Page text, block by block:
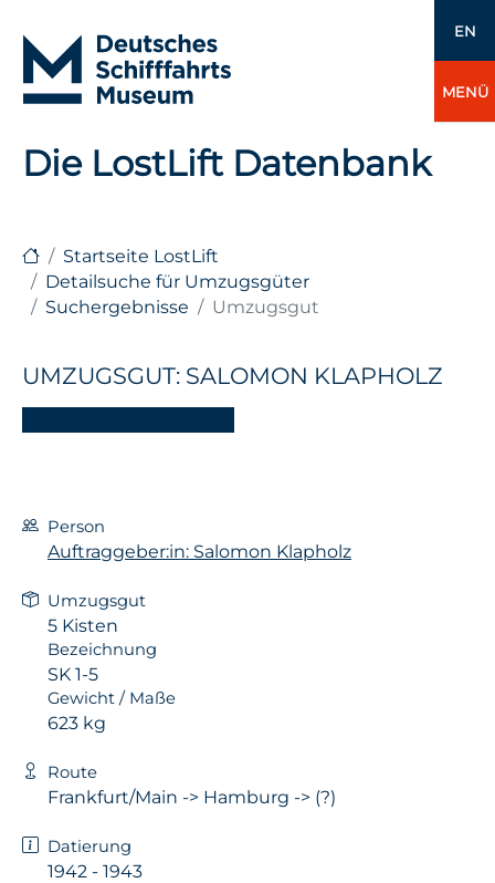
EN
MENÜ
Die LostLift Datenbank
Startseite LostLift
Detailsuche für Umzugsgüter
Suchergebnisse
Umzugsgut
UMZUGSGUT: SALOMON KLAPHOLZ
Person
Auftraggeber:in: Salomon Klapholz
Umzugsgut
5 Kisten
Bezeichnung
SK 1-5
Gewicht / Maße
623 kg
Route
Frankfurt/Main -> Hamburg -> (?)
Datierung
1942 - 1943